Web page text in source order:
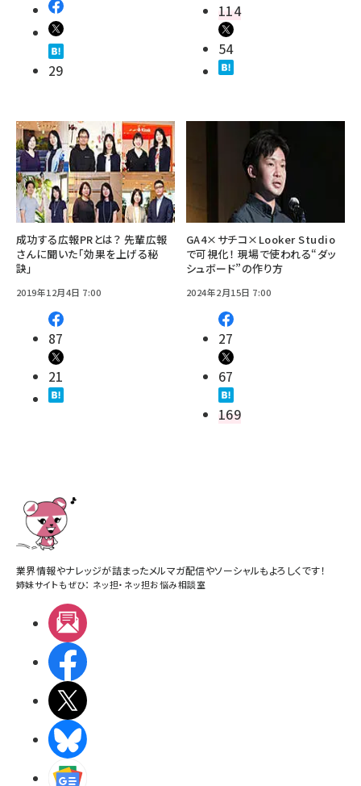
29
114
54
成功する広報PRとは？ 先輩広報
さんに聞いた「効果を上げる秘
訣」
2019年12月4日 7:00
87
21
GA4×サチコ×Looker Studio
で可視化！ 現場で使われる“ダッ
シュボード”の作り方
2024年2月15日 7:00
27
67
169
業界情報やナレッジが詰まったメルマガ配信やソーシャルもよろしくです！
姉妹サイトもぜひ： ネッ担・ ネッ担お悩み相談室